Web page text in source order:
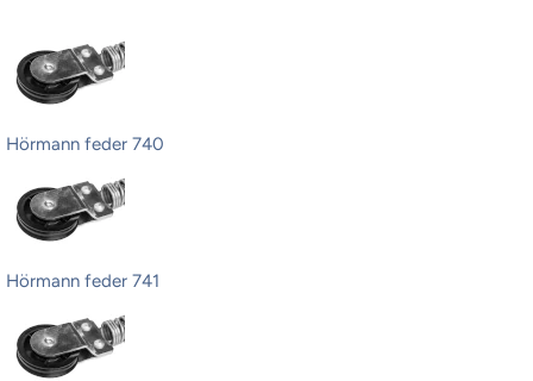
Hörmann feder 740
Hörmann feder 741